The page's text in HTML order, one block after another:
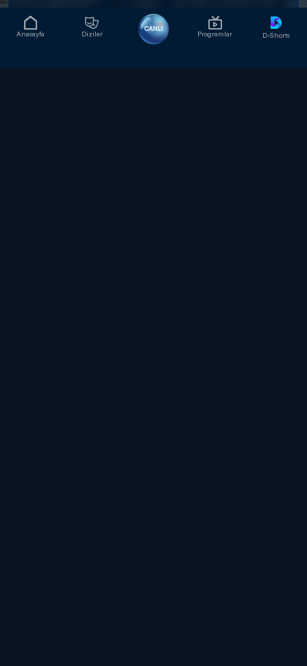
Anasayfa Diziler
CANLI
Programlar D-Shorts